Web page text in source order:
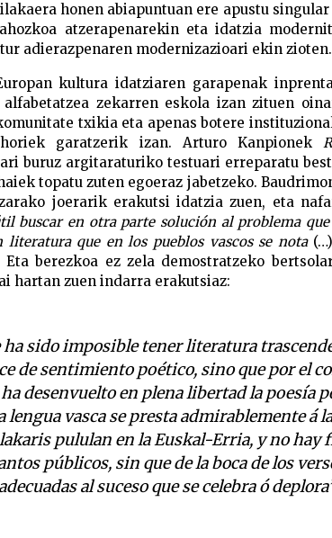
honen abiapuntuan ere apustu
atzerapenarekin eta idatzia
adierazpenaren modernizazioari ekin zioten.
kultura idatziaren garapenak
zekarren eskola izan zituen
txikia eta apenas botere
garatzerik izan. Arturo Kanpionek
buruz argitaraturiko testuari erreparatu
topatu zuten egoeraz jabetzeko.
joerarik erakutsi idatzia zuen, eta
buscar en otra parte solución al problema
literatura que en los pueblos vascos se nota
Eta berezkoa ez zela demostratzeko
hartan zuen indarra erakutsiaz:
ha sido imposible tener literatura
de sentimiento poético, sino que por el
desenvuelto en plena libertad la poesía
lengua vasca se presta admirablemente á
pululan en la Euskal-Erria, y no hay
públicos, sin que de la boca de los
al suceso que se celebra ó